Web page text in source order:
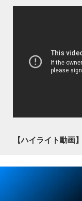
【ハイライト動画